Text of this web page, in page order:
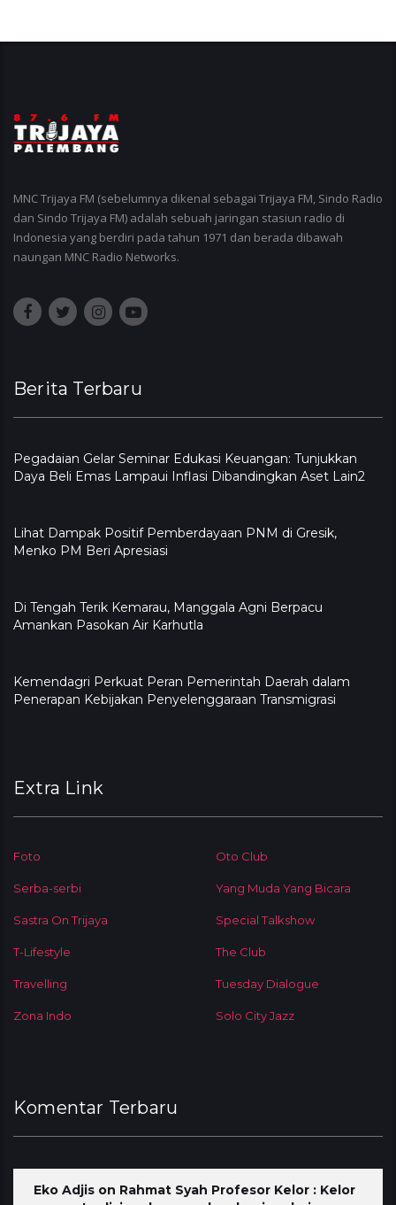
MNC Trijaya FM (sebelumnya dikenal sebagai Trijaya FM, Sindo Radio
dan Sindo Trijaya FM) adalah sebuah jaringan stasiun radio di
Indonesia yang berdiri pada tahun 1971 dan berada dibawah
naungan MNC Radio Networks.
Berita Terbaru
Pegadaian Gelar Seminar Edukasi Keuangan: Tunjukkan
Daya Beli Emas Lampaui Inflasi Dibandingkan Aset Lain2
Lihat Dampak Positif Pemberdayaan PNM di Gresik,
Menko PM Beri Apresiasi
​Di Tengah Terik Kemarau, Manggala Agni Berpacu
Amankan Pasokan Air Karhutla
Kemendagri Perkuat Peran Pemerintah Daerah dalam
Penerapan Kebijakan Penyelenggaraan Transmigrasi
Extra Link
Foto Oto Club
Serba-serbi Yang Muda Yang Bicara
Sastra On Trijaya Special Talkshow
T-Lifestyle The Club
Travelling Tuesday Dialogue
Zona Indo Solo City Jazz
Komentar Terbaru
Eko Adjis on Rahmat Syah Profesor Kelor : Kelor